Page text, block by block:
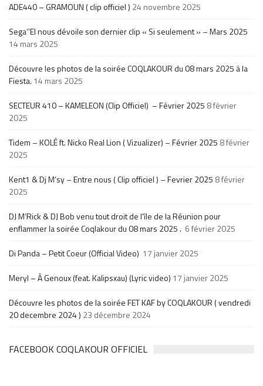
ADE440 – GRAMOUN ( clip officiel ) 24 novembre 2025
Sega’’El nous dévoile son dernier clip « Si seulement » – Mars 2025
14 mars 2025
Découvre les photos de la soirée COQLAKOUR du 08 mars 2025 à la
Fiesta. 14 mars 2025
SECTEUR 410 – KAMELEON (Clip Officiel) – Février 2025 8 février
2025
Tidem – KOLÉ ft. Nicko Real Lion ( Vizualizer) – Février 2025 8 février
2025
Kent1 & Dj M’sy – Entre nous ( Clip officiel ) – Fevrier 2025 8 février
2025
DJ M’Rick & DJ Bob venu tout droit de l’île de la Réunion pour
enflammer la soirée Coqlakour du 08 mars 2025 . 6 février 2025
Di Panda – Petit Coeur (Official Video) 17 janvier 2025
Meryl – À Genoux (feat. Kalipsxau) (Lyric video) 17 janvier 2025
Découvre les photos de la soirée FET KAF by COQLAKOUR ( vendredi
20 decembre 2024 ) 23 décembre 2024
FACEBOOK COQLAKOUR OFFICIEL